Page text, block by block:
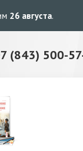
26 августа.
(843) 500-